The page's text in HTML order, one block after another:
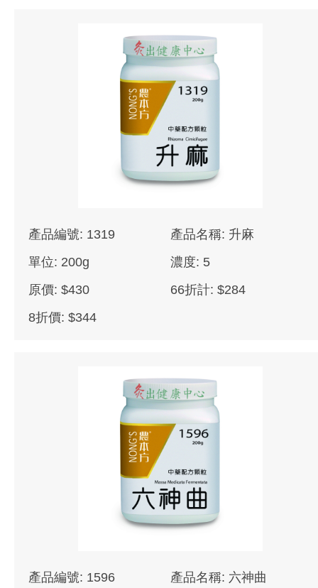
產品編號: 1319
產品名稱: 升麻
單位: 200g
濃度: 5
原價: $430
66折計: $284
8折價: $344
產品編號: 1596
產品名稱: 六神曲